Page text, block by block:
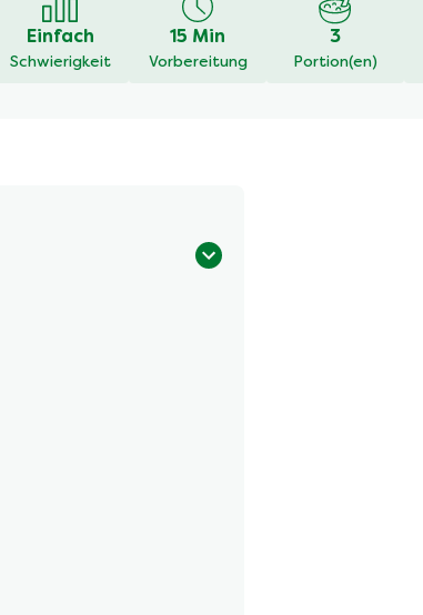
Einfach
Schwierigkeit
15 Min
Vorbereitung
3
Portion(en)